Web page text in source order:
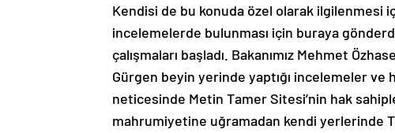
Kendisi de bu konuda özel olarak ilgilenmesi
incelemelerde bulunması için buraya
çalışmaları başladı. Bakanımız Mehmet
Gürgen beyin yerinde yaptığı incelemeler
neticesinde Metin Tamer Sitesi’nin hak
mahrumiyetine uğramadan kendi yerlerinde